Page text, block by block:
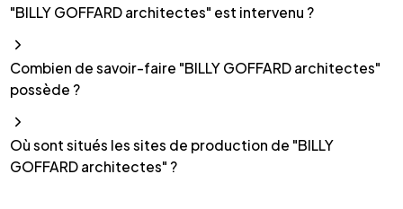
"BILLY GOFFARD architectes" est intervenu ?
Combien de savoir-faire "BILLY GOFFARD architectes"
possède ?
Où sont situés les sites de production de "BILLY
GOFFARD architectes" ?